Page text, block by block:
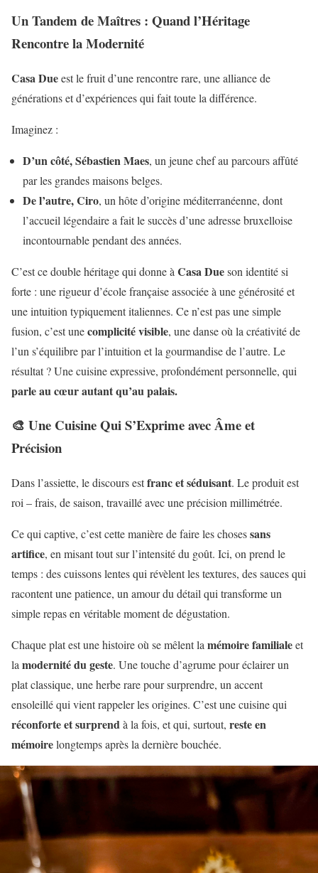
Un Tandem de Maîtres : Quand l’Héritage
Rencontre la Modernité
Casa Dueest le fruit d’une rencontre rare, une alliance de
générations et d’expériences qui fait toute la différence.
Imaginez :
D’un côté,Sébastien Maes, un jeune chef au parcours affûté
par les grandes maisons belges.
De l’autre,Ciro, un hôte d’origine méditerranéenne, dont
l’accueil légendaire a fait le succès d’une adresse bruxelloise
incontournable pendant des années.
C’est ce double héritage qui donne à Casa Dueson identité si
forte : une rigueur d’école française associée à une générosité et
une intuition typiquement italiennes. Ce n’est pas une simple
fusion, c’est unecomplicité visible, une danse où la créativité de
l’un s’équilibre par l’intuition et la gourmandise de l’autre. Le
résultat ? Une cuisine expressive, profondément personnelle, qui
parle au cœur autant qu’au palais.
🎨 Une Cuisine Qui S’Exprime avec Âme et
Précision
Dans l’assiette, le discours estfranc et séduisant. Le produit est
roi – frais, de saison, travaillé avec une précision millimétrée.
Ce qui captive, c’est cette manière de faire les chosessans
artifice, en misant tout sur l’intensité du goût. Ici, on prend le
temps : des cuissons lentes qui révèlent les textures, des sauces qui
racontent une patience, un amour du détail qui transforme un
simple repas en véritable moment de dégustation.
Chaque plat est une histoire où se mêlent la mémoire familialeet
la modernité du geste. Une touche d’agrume pour éclairer un
plat classique, une herbe rare pour surprendre, un accent
ensoleillé qui vient rappeler les origines. C’est une cuisine qui
réconforte et surprendà la fois, et qui, surtout, reste en
mémoirelongtemps après la dernière bouchée.